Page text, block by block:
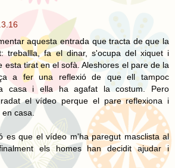
aquesta entrada que tracta de que la
treballla, fa el dinar, s'ocupa del xiquet i
esta tirat en el sofà. Aleshores el pare de la
a fer una reflexió de que ell tampoc
casa i ella ha agafat la costum. Pero
el vídeo perque el pare reflexiona i
en casa.
es que el vídeo m'ha paregut masclista al
els homes han decidit ajudar i